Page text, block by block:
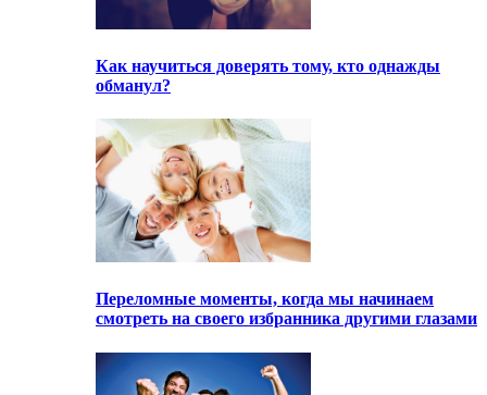
Как научиться доверять тому, кто однажды
обманул?
Переломные моменты, когда мы начинаем
смотреть на своего избранника другими глазами